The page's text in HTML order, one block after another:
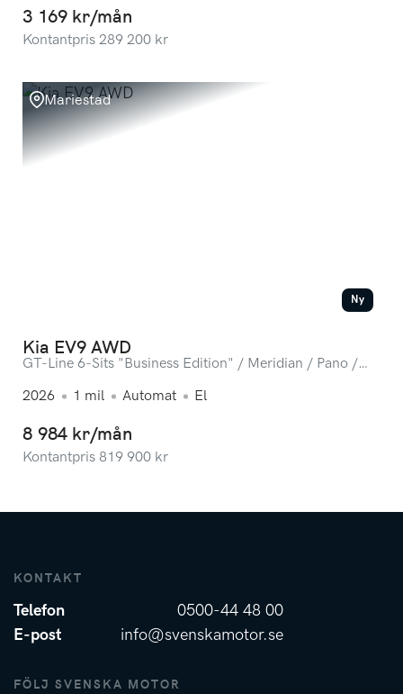
3 169 kr/mån
Kontantpris 289 200 kr
Mariestad
Ny
Kia EV9 AWD
GT-Line 6-Sits "Business Edition" / Meridian / Pano /
2026
1 mil Automat El
8 984 kr/mån
Kontantpris 819 900 kr
KONTAKT
Telefon
0500-44 48 00
E-post
info@svenskamotor.se
FÖLJ SVENSKA MOTOR